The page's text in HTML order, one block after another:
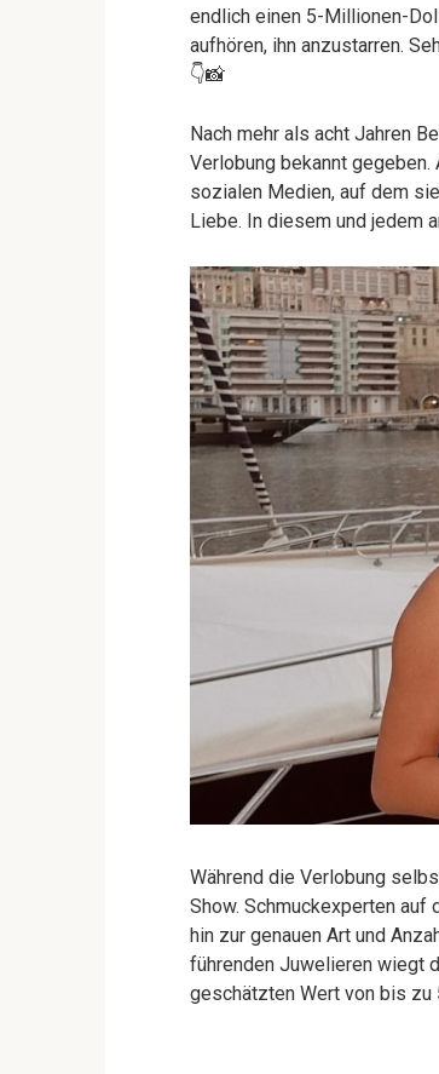
endlich einen 5-Millionen-
aufhören, ihn anzustarren.
👇📸
Nach mehr als acht Jahren
Verlobung bekannt
sozialen Medien, auf dem
Liebe. In diesem und jedem
Während die Verlobung
Show. Schmuckexperten auf
hin zur genauen Art und
führenden Juwelieren wiegt
geschätzten Wert von bis zu